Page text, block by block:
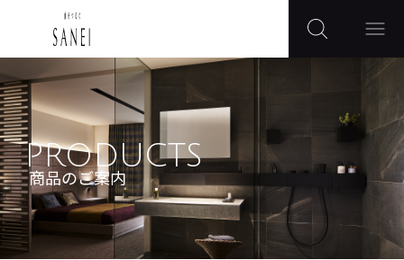
PRODUCTS
商品のご案内